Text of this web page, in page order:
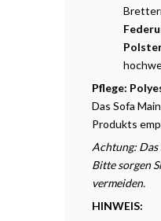
Pflege:
Das Sofa
Produkts
Achtung:
Bitte sorgen
vermeiden.
HINWEIS: